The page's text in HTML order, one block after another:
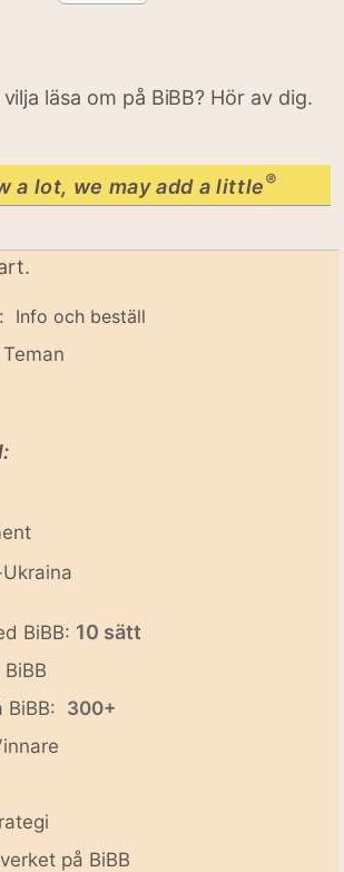
läsa om på BiBB? Hör av dig.
a lot, we may add a little®
Info och beställ
BiBB: 10 sätt
BiBB: 300+
på BiBB